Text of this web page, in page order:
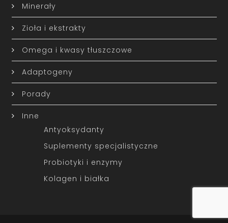
Minerały
Zioła i ekstrakty
Omega i kwasy tłuszczowe
Adaptogeny
Porady
Inne
Antyoksydanty
Suplementy specjalistyczne
Probiotyki i enzymy
Kolagen i białka